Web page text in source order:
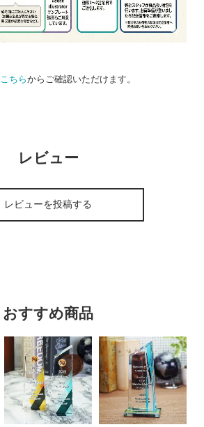
こちらからご確認いただけます。
レビュー
レビューを投稿する
おすすめ商品